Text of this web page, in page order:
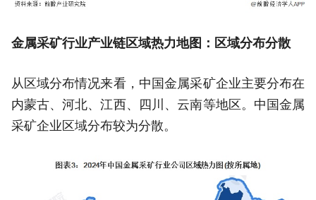
金属采矿行业产业链区域热力地图：区域分布分散
从区域分布情况来看，中国金属采矿企业主要分布在
内蒙古、河北、江西、四川、云南等地区。中国金属
采矿企业区域分布较为分散。